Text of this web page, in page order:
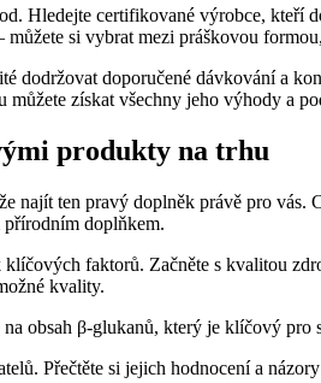
Hledejte certifikované výrobce,
si vybrat mezi práškovou
dodržovat doporučené dávkování a
získat všechny jeho výhody a
produkty na trhu
najít ten pravý doplněk právě pro
přírodním doplňkem.
faktorů. Začněte s kvalitou
kvality.
obsah β-glukanů, který je klíčový
Přečtěte si jejich hodnocení a